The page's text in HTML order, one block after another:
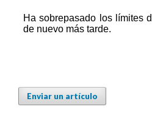
Enviar un artículo